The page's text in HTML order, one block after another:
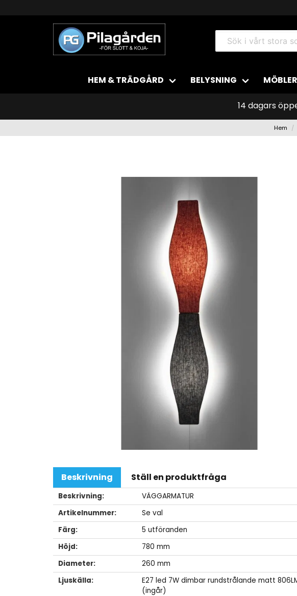
HEM & TRÄDGÅRD BELYSNING MÖBLER
14 dagars
Hem
Beskrivning Ställ en produktfråga
Beskrivning:
VÄGGARMATUR
Artikelnummer:
Se val
Färg:
5 utföranden
Höjd:
780 mm
Diameter:
260 mm
Ljuskälla:
E27 led 7W dimbar rundstrålande matt
(ingår)